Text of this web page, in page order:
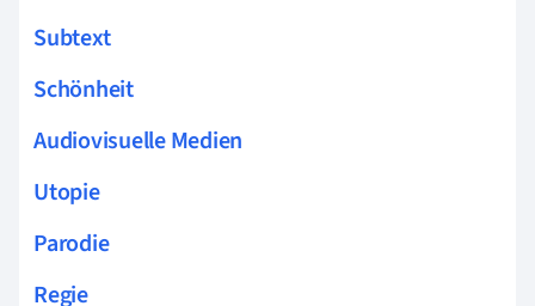
Subtext
Schönheit
Audiovisuelle Medien
Utopie
Parodie
Regie